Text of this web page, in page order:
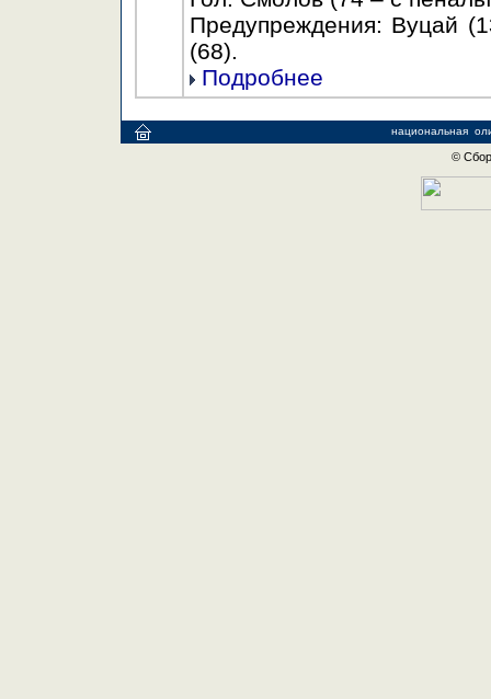
Предупреждения: Вуцай
(68).
Подробнее
национальная
©